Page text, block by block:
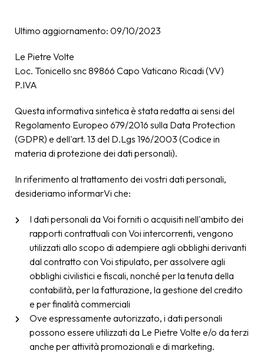
Ultimo aggiornamento: 09/10/2023
Le Pietre Volte
Loc. Tonicello snc 89866 Capo Vaticano Ricadi (VV)
P.IVA
Questa informativa sintetica è stata redatta ai sensi del
Regolamento Europeo 679/2016 sulla Data Protection
(GDPR) e dell'art. 13 del D.Lgs 196/2003 (Codice in
materia di protezione dei dati personali).
In riferimento al trattamento dei vostri dati personali,
desideriamo informarVi che:
I dati personali da Voi forniti o acquisiti nell'ambito dei
rapporti contrattuali con Voi intercorrenti, vengono
utilizzati allo scopo di adempiere agli obblighi derivanti
dal contratto con Voi stipulato, per assolvere agli
obblighi civilistici e fiscali, nonché per la tenuta della
contabilità, per la fatturazione, la gestione del credito
e per finalità commerciali
Ove espressamente autorizzato, i dati personali
possono essere utilizzati da Le Pietre Volte e/o da terzi
anche per attività promozionali e di marketing.